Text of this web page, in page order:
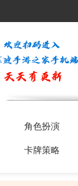
角色扮演
卡牌策略